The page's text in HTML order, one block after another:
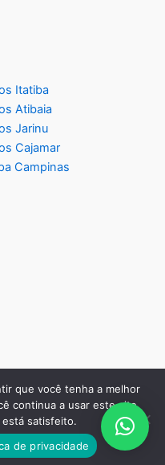
Itatiba
Atibaia
Jarinu
Cajamar
Campinas
Tec Interior
que você tenha a melhor
continua a usar este site,
está satisfeito.
de privacidade